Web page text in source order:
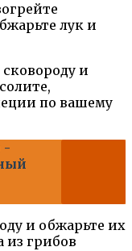
лук и
и
по вашему
-
и обжарьте их
из грибов